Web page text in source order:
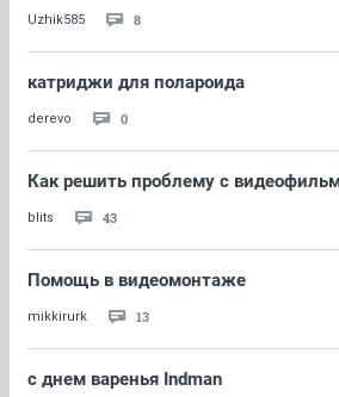
Uzhik585 8
катриджи для полароида
derevo 0
Как решить проблему с
blits 43
Помощь в видеомонтаже
mikkirurk 13
с днем варенья Indman